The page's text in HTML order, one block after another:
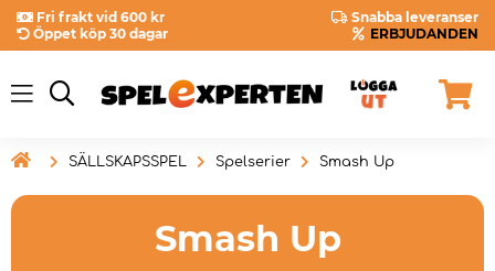
Fri frakt vid 600 kr
Snabba leveranser
Öppet köp 30 dagar
ERBJUDANDEN
 SÄLLSKAPSSPEL Spelserier Smash Up
Smash Up